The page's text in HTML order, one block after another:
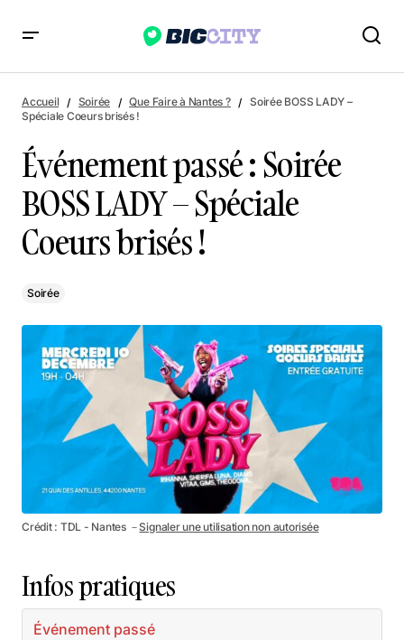
brisés !
Accueil Soirée Que Faire à Nantes ?
Soirée BOSS LADY –
Spéciale Coeurs brisés !
Événement passé : Soirée
BOSS LADY – Spéciale
Coeurs brisés !
Soirée
Crédit : TDL - Nantes －Signaler une utilisation non autorisée
Infos pratiques
Événement passé